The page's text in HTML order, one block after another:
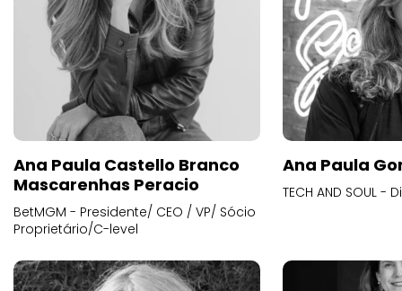
Ana Paula Castello Branco
Mascarenhas Peracio
BetMGM - Presidente/ CEO / VP/ Sócio
Proprietário/C-level
Ana Paula
TECH AND SOUL